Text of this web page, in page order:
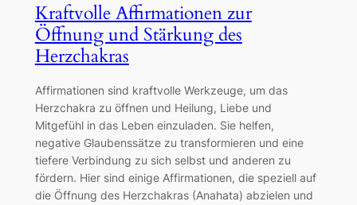
Kraftvolle Affirmationen zur
Öffnung und Stärkung des
Herzchakras
Affirmationen sind kraftvolle Werkzeuge, um das
Herzchakra zu öffnen und Heilung, Liebe und
Mitgefühl in das Leben einzuladen. Sie helfen,
negative Glaubenssätze zu transformieren und eine
tiefere Verbindung zu sich selbst und anderen zu
fördern. Hier sind einige Affirmationen, die speziell auf
die Öffnung des Herzchakras (Anahata) abzielen und